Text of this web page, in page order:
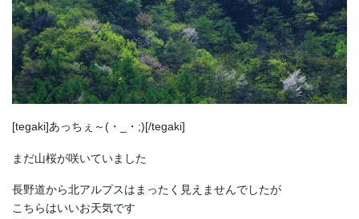
[tegaki]あっちぇ～(・_・;)[/tegaki]
まだ山桜が咲いていました
長野道から北アルプスはまったく見えませんでしたが
こちらはいいお天気です